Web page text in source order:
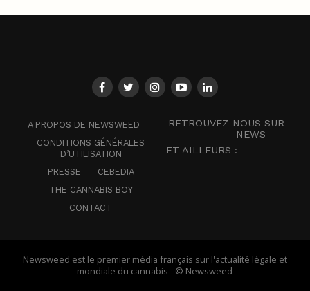
A PROPOS DE NEWSWEED
CONDITIONS GÉNÉRALES
D’UTILISATION
PRESSE
CEBEDIA
THE CANNABIS BOY
CONTACT
RETROUVEZ-NOUS SUR
NEWS
ET AILLEURS :
Newsweed est le premier média français sur l'actualité légale et
mondiale du cannabis - © Newsweed